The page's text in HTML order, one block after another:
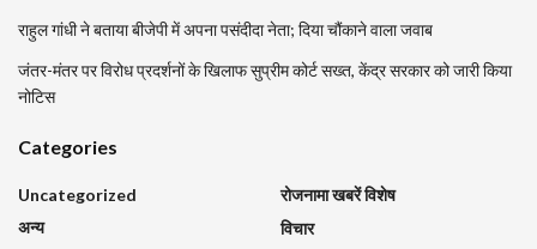
राहुल गांधी ने बताया बीजेपी में अपना पसंदीदा नेता; दिया चौंकाने वाला जवाब
जंतर-मंतर पर विरोध प्रदर्शनों के खिलाफ सुप्रीम कोर्ट सख्त, केंद्र सरकार को जारी किया
नोटिस
Categories
Uncategorized
अन्य
रोजनामा खबरें विशेष
विचार